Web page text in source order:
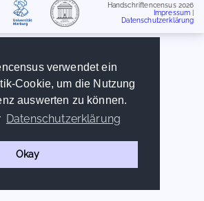
verwendet ein
Cookie, um die Nutzung
auswerten zu können.
Datenschutzerklärung
Okay
Handschriftencensus 2026
Impressum
Datenschutzerklärung